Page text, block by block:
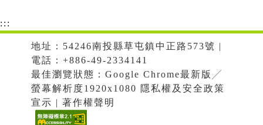
:::
地址：54246南投縣草屯鎮中正路573號 |
電話：+886-49-2334141
最佳瀏覽狀態：Google Chrome最新版╱
螢幕解析度1920x1080 隱私權及安全政策
宣示 | 著作權聲明